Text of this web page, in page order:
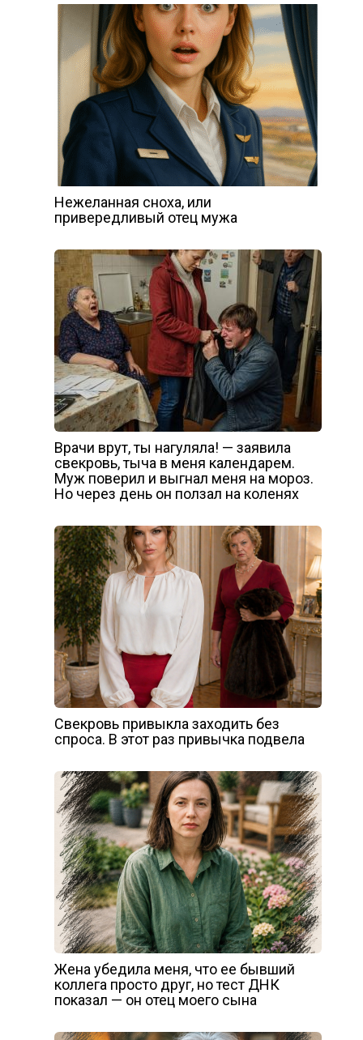
Нежеланная сноха, или
привередливый отец мужа
Врачи врут, ты нагуляла! — заявила
свекровь, тыча в меня календарем.
Муж поверил и выгнал меня на мороз.
Но через день он ползал на коленях
Свекровь привыкла заходить без
спроса. В этот раз привычка подвела
Жена убедила меня, что ее бывший
коллега просто друг, но тест ДНК
показал — он отец моего сына